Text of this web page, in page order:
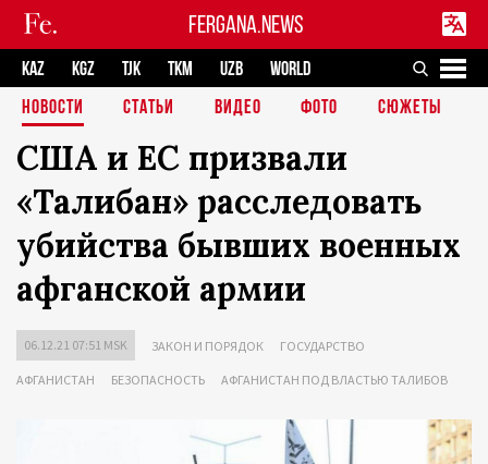
FERGANA.NEWS
KAZ KGZ TJK TKM UZB
WORLD
НОВОСТИ
СТАТЬИ ВИДЕО ФОТО СЮЖЕТЫ
США и ЕС призвали
«Талибан» расследовать
убийства бывших военных
афганской армии
06.12.21 07:51 MSK ЗАКОН И ПОРЯДОК ГОСУДАРСТВО
АФГАНИСТАН БЕЗОПАСНОСТЬ АФГАНИСТАН ПОД ВЛАСТЬЮ ТАЛИБОВ